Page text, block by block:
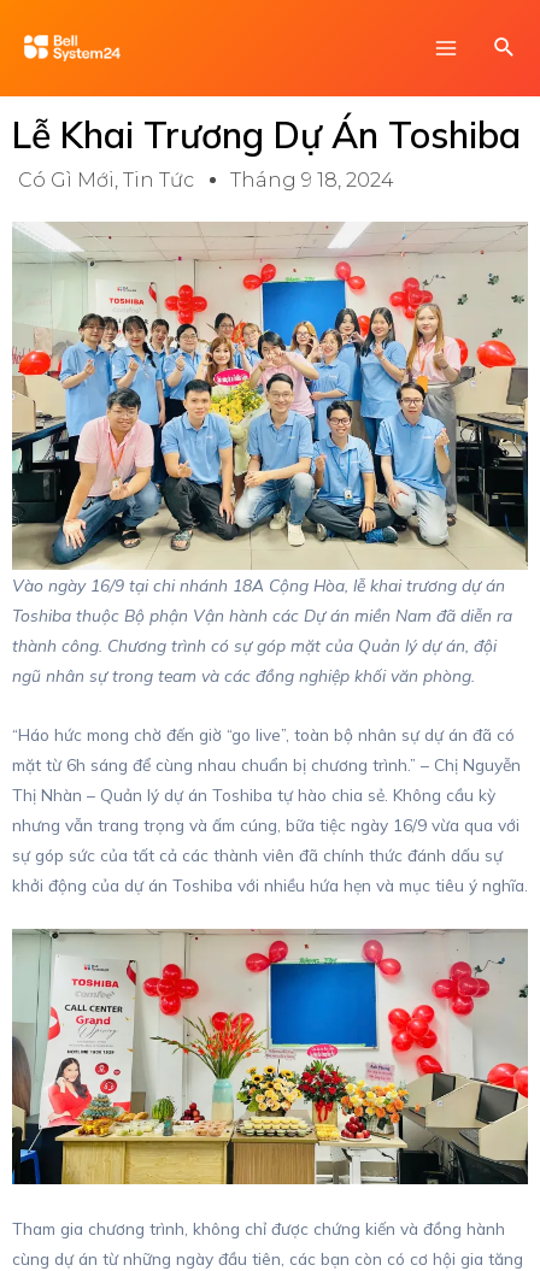
Lễ Khai Trương Dự Án Toshiba
Có Gì Mới, Tin Tức Tháng 9 18, 2024
Vào ngày 16/9 tại chi nhánh 18A Cộng Hòa, lễ khai trương dự án
Toshiba thuộc Bộ phận Vận hành các Dự án miền Nam đã diễn ra
thành công. Chương trình có sự góp mặt của Quản lý dự án, đội
ngũ nhân sự trong team và các đồng nghiệp khối văn phòng.
“Háo hức mong chờ đến giờ “go live”, toàn bộ nhân sự dự án đã có
mặt từ 6h sáng để cùng nhau chuẩn bị chương trình.” – Chị Nguyễn
Thị Nhàn – Quản lý dự án Toshiba tự hào chia sẻ. Không cầu kỳ
nhưng vẫn trang trọng và ấm cúng, bữa tiệc ngày 16/9 vừa qua với
sự góp sức của tất cả các thành viên đã chính thức đánh dấu sự
khởi động của dự án Toshiba với nhiều hứa hẹn và mục tiêu ý nghĩa.
Tham gia chương trình, không chỉ được chứng kiến và đồng hành
cùng dự án từ những ngày đầu tiên, các bạn còn có cơ hội gia tăng